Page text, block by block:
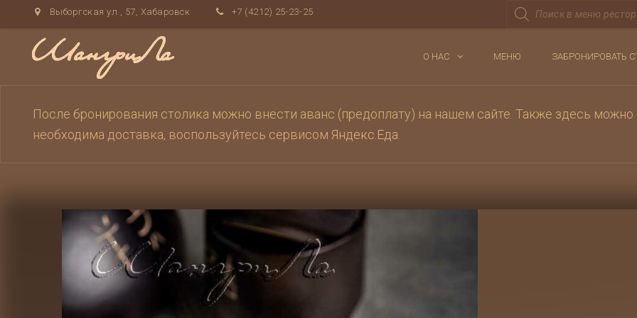
Поиск
товаров
Выборгская ул., 57, Хабаровск +7 (4212) 25-23-25
О НАС МЕНЮ ЗАБРОНИРОВАТЬ
После бронирования столика можно внести аванс (предоплату) на нашем сайте. Также здесь
необходима доставка, воспользуйтесь сервисом Яндекс.Еда